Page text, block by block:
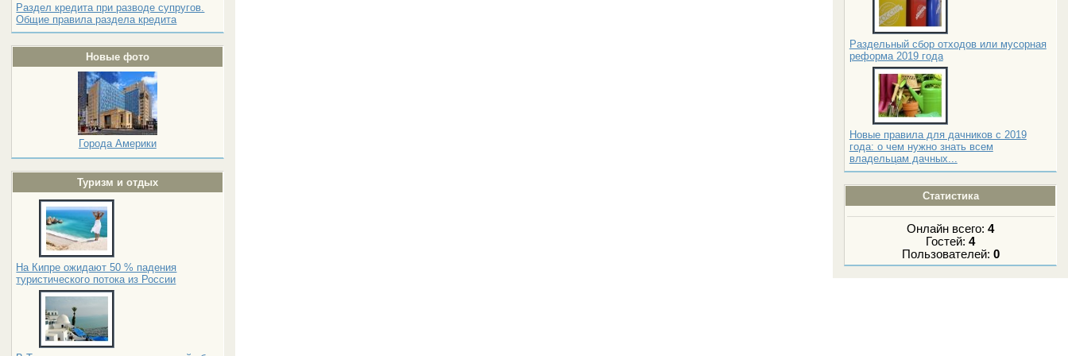
Раздел кредита при разводе супругов.
Общие правила раздела кредита
Новые фото
Города Америки
Туризм и отдых
На Кипре ожидают 50 % падения
туристического потока из России
Раздельный сбор отходов или мусорная
реформа 2019 года
Новые правила для дачников с 2019
года: о чем нужно знать всем
владельцам дачных...
Статистика
Онлайн всего:4
Гостей:4
Пользователей: 0